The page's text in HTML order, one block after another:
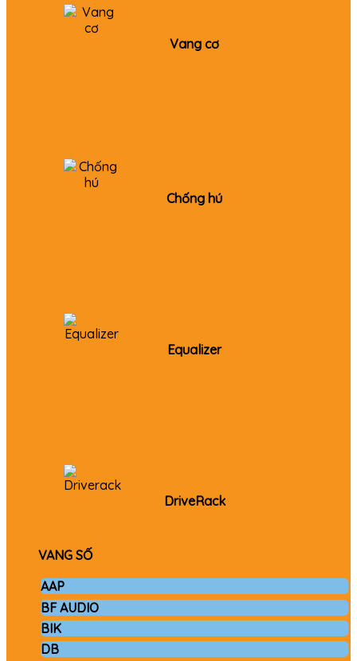
Vang cơ
Chống hú
Equalizer
DriveRack
VANG SỐ
AAP
BF AUDIO
BIK
DB